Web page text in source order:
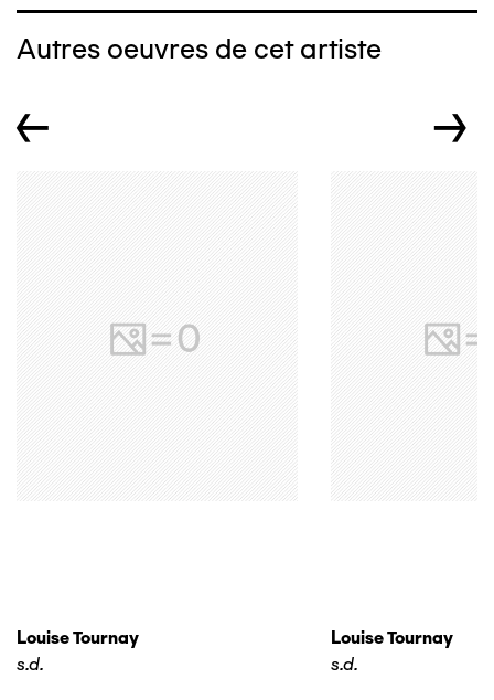
Autres oeuvres de cet artiste
← →
Louise Tournay
s.d.
Louise Tournay
s.d.